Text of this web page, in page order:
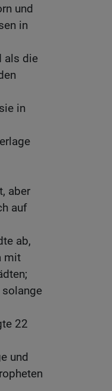
und
in
als die
in
aber
auf
ab,
mit
22
und